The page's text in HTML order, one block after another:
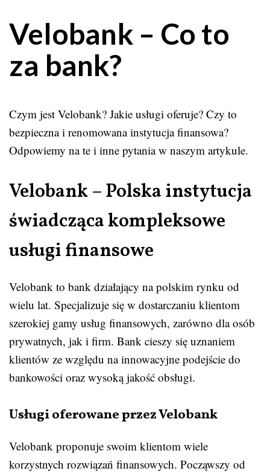
Velobank – Co to
za bank?
Czym jest Velobank? Jakie usługi oferuje? Czy to
bezpieczna i renomowana instytucja finansowa?
Odpowiemy na te i inne pytania w naszym artykule.
Velobank – Polska instytucja
świadcząca kompleksowe
usługi finansowe
Velobank to bank działający na polskim rynku od
wielu lat. Specjalizuje się w dostarczaniu klientom
szerokiej gamy usług finansowych, zarówno dla osób
prywatnych, jak i firm. Bank cieszy się uznaniem
klientów ze względu na innowacyjne podejście do
bankowości oraz wysoką jakość obsługi.
Usługi oferowane przez Velobank
Velobank proponuje swoim klientom wiele
korzystnych rozwiązań finansowych. Począwszy od